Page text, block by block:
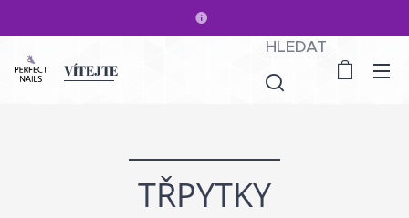
VÍTEJTE
HLEDAT
TŘPYTKY